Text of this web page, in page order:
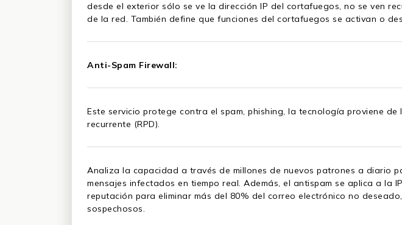
desde el exterior sólo se ve la dirección IP del cortafuegos, no se ven
de la red. También define que funciones del cortafuegos se activan o
Anti-Spam Firewall:
Este servicio protege contra el spam, phishing, la tecnología proviene
recurrente (RPD).
Analiza la capacidad a través de millones de nuevos patrones a diario
mensajes infectados en tiempo real. Además, el antispam se aplica a la
reputación para eliminar más del 80% del correo electrónico no
sospechosos.